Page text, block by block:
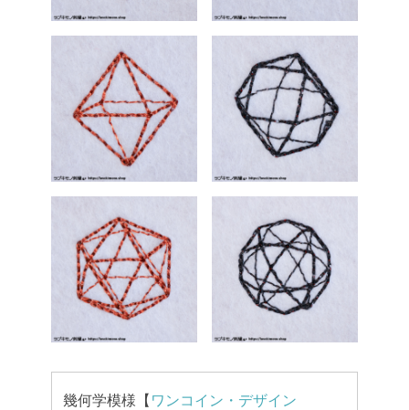
幾何学模様【 ワンコイン・デザイン